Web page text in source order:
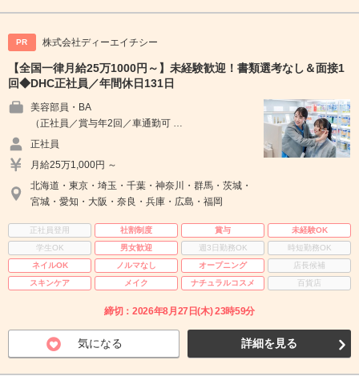
PR 株式会社ディーエイチシー
【全国一律月給25万1000円～】未経験歓迎！書類選考なし＆面接1
回◆DHC正社員／年間休日131日
美容部員・BA
（正社員／賞与年2回／車通勤可 …
正社員
月給25万1,000円 ～
北海道・東京・埼玉・千葉・神奈川・群馬・茨城・
宮城・愛知・大阪・奈良・兵庫・広島・福岡
正社員登用 社割制度 賞与
未経験OK
学生OK
男女歓迎 週3日勤務OK
時短勤務OK
ネイルOK
ノルマなし オープニング
店長候補
スキンケア
メイク ナチュラルコスメ 百貨店
締切：2026年8月27日(木) 23時59分
気になる 詳細を見る